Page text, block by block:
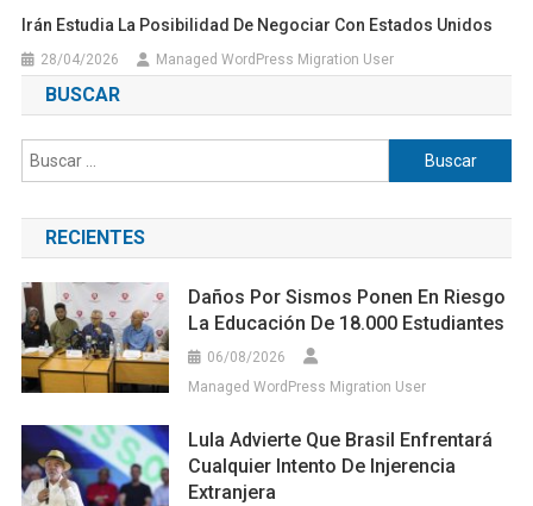
Irán Estudia La Posibilidad De Negociar Con Estados Unidos
28/04/2026 Managed WordPress Migration User
BUSCAR
Buscar:
RECIENTES
Daños Por Sismos Ponen En Riesgo
La Educación De 18.000 Estudiantes
06/08/2026
Managed WordPress Migration User
Lula Advierte Que Brasil Enfrentará
Cualquier Intento De Injerencia
Extranjera